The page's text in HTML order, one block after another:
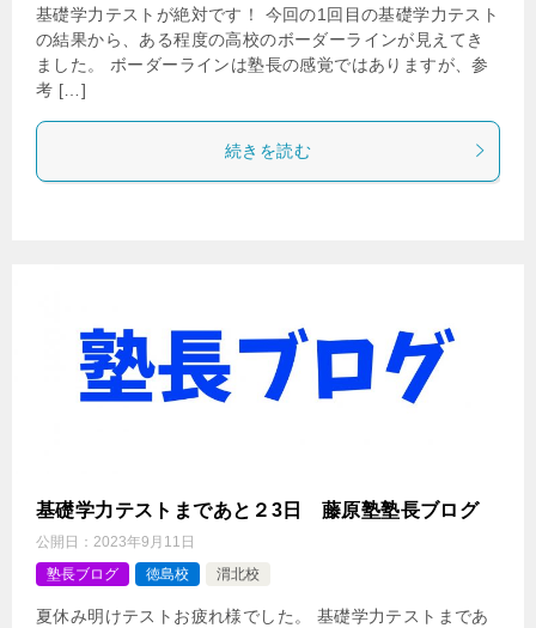
基礎学力テストが絶対です！ 今回の1回目の基礎学力テスト
の結果から、ある程度の高校のボーダーラインが見えてき
ました。 ボーダーラインは塾長の感覚ではありますが、参
考 […]
続きを読む
基礎学力テストまであと２3日 藤原塾塾長ブログ
公開日： 2023年9月11日
塾長ブログ
徳島校 渭北校
夏休み明けテストお疲れ様でした。 基礎学力テストまであ